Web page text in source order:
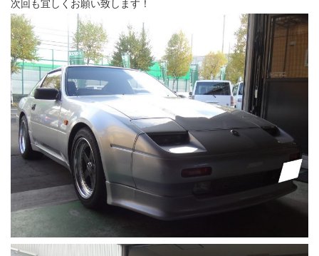
次回も宜しくお願い致します！